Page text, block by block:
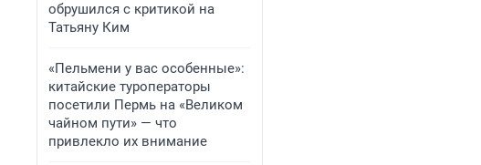
обрушился с критикой на
Татьяну Ким
«Пельмени у вас особенные»:
китайские туроператоры
посетили Пермь на «Великом
чайном пути» — что
привлекло их внимание